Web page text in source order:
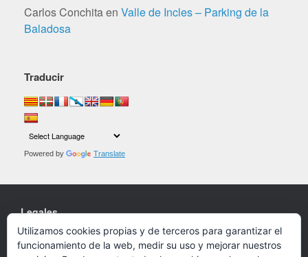
Carlos Conchitaen Valle de Incles – Parking de la
Baladosa
Traducir
Powered by Translate
Legales
Cookies
Utilizamos cookies propias y de terceros para garantizar el
funcionamiento de la web, medir su uso y mejorar nuestros